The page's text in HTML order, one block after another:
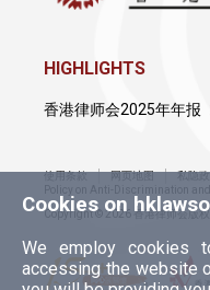
Cookies on
We employ cookies
accessing the website
HIGHLIGHTS
香港律师会2025年年报
使用条款 网页地图
私隐
Policy on Anti-Discrimination
Copyright © 2026 香港律师会版